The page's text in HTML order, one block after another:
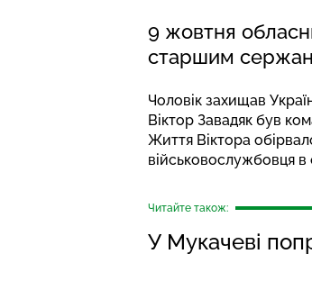
9 жовтня
старшим
Чоловік захищав
Віктор Завадяк був
Життя Віктора
військовослужбовця в
Читайте також:
У Мукачеві